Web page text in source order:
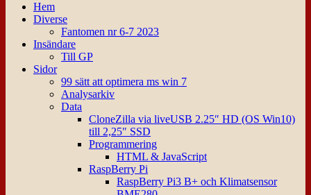
Hem
Diverse
Fantomen nr 6-7 2023
Insändare
Till GP
Sidor
99 sätt att optimera ms win 7
Analysarkiv
Data
CloneZilla via liveUSB 2.25″ HD (OS Win10)
till 2,25″ SSD
Programmering
HTML & JavaScript
RaspBerry Pi
RaspBerry Pi3 B+ och Klimatsensor